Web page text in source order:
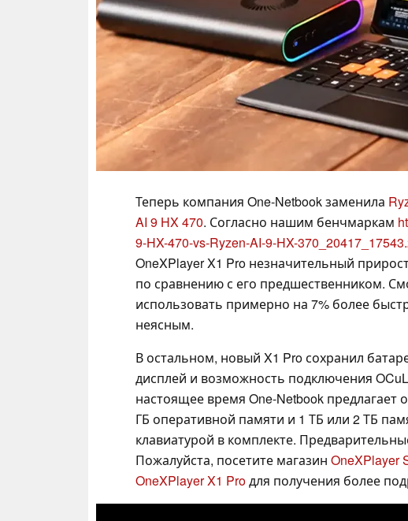
Теперь компания One-Netbook заменила
AI 9 HX 470. Согласно нашим бенчмаркам
9-HX-470-vs-Ryzen-AI-9-HX-
OneXPlayer X1 Pro незначительный
по сравнению с его предшественником.
использовать примерно на 7% более
неясным.
В остальном, новый X1 Pro сохранил
дисплей и возможность подключения
настоящее время One-Netbook предлагает
ГБ оперативной памяти и 1 ТБ или 2 ТБ
клавиатурой в комплекте.
Пожалуйста, посетите магазин OneXPlayer
OneXPlayer X1 Proдля получения более